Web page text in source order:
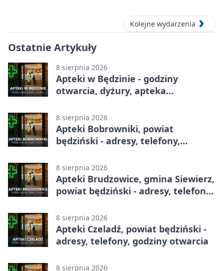
Kolejne wydarzenia
Ostatnie Artykuły
8 sierpnia 2026
Apteki w Będzinie - godziny
otwarcia, dyżury, apteka
8 sierpnia 2026
Apteki Bobrowniki, powiat
będziński - adresy, telefony,
8 sierpnia 2026
Apteki Brudzowice, gmina Siewierz,
powiat będziński - adresy, telefony,
8 sierpnia 2026
Apteki Czeladź, powiat będziński -
adresy, telefony, godziny otwarcia
8 sierpnia 2026